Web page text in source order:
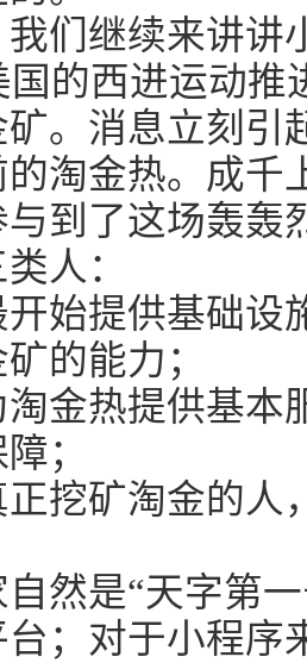
们继续来讲讲
国的西进运动
。消息立刻引
淘金热。成千
到了这场轰轰
人：
始提供基础设
的能力；
金热提供基本
；
挖矿淘金的人
然是“天字第
；对于小程序